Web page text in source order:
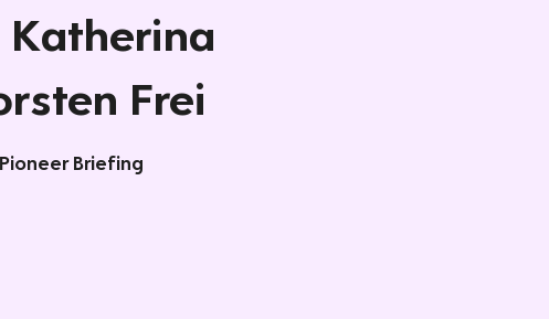
Katherina
Frei
Briefing